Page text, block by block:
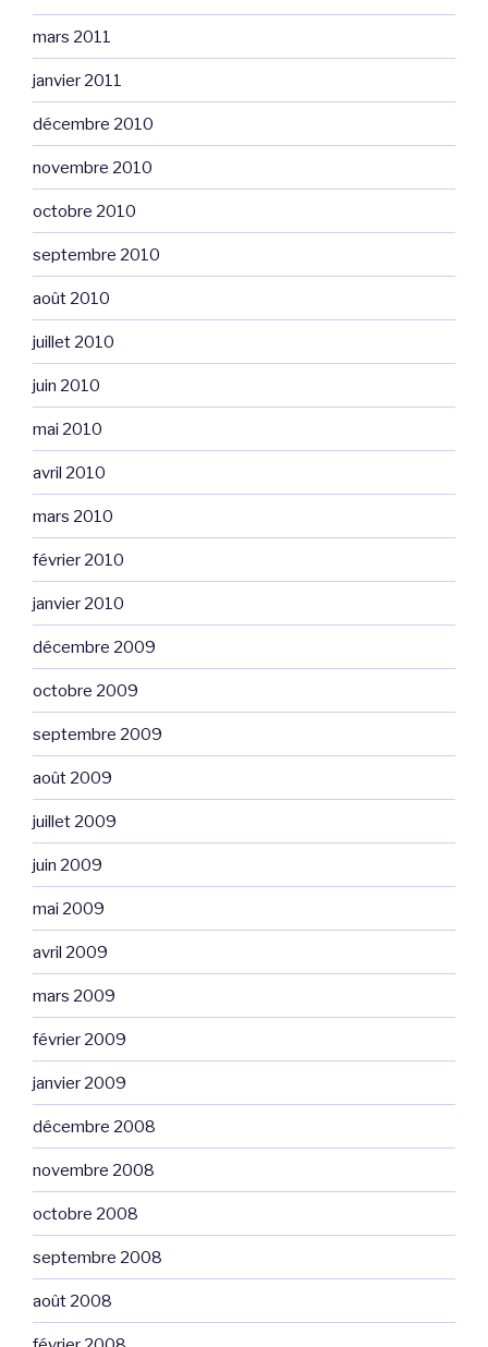
mars 2011
janvier 2011
décembre 2010
novembre 2010
octobre 2010
septembre 2010
août 2010
juillet 2010
juin 2010
mai 2010
avril 2010
mars 2010
février 2010
janvier 2010
décembre 2009
octobre 2009
septembre 2009
août 2009
juillet 2009
juin 2009
mai 2009
avril 2009
mars 2009
février 2009
janvier 2009
décembre 2008
novembre 2008
octobre 2008
septembre 2008
août 2008